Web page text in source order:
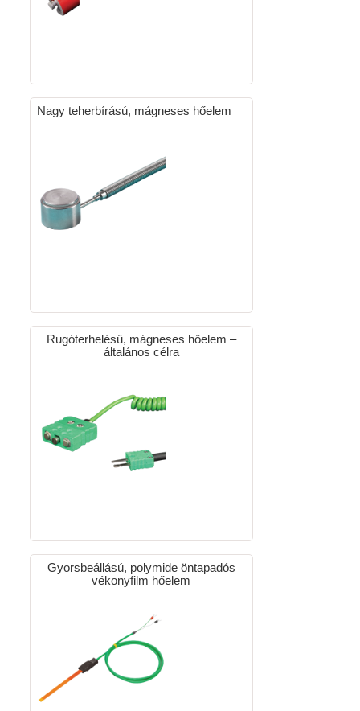
Nagy teherbírású, mágneses hőelem
Rugóterhelésű, mágneses hőelem –
általános célra
Gyorsbeállású, polymide öntapadós
vékonyfilm hőelem